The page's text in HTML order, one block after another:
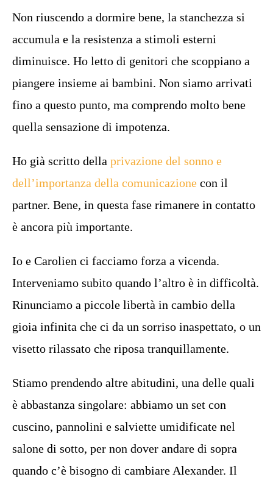
Non riuscendo a dormire bene, la stanchezza si
accumula e la resistenza a stimoli esterni
diminuisce. Ho letto di genitori che scoppiano a
piangere insieme ai bambini. Non siamo arrivati
fino a questo punto, ma comprendo molto bene
quella sensazione di impotenza.
Ho già scritto della privazione del sonno e
dell’importanza della comunicazione con il
partner. Bene, in questa fase rimanere in contatto
è ancora più importante.
Io e Carolien ci facciamo forza a vicenda.
Interveniamo subito quando l’altro è in difficoltà.
Rinunciamo a piccole libertà in cambio della
gioia infinita che ci da un sorriso inaspettato, o un
visetto rilassato che riposa tranquillamente.
Stiamo prendendo altre abitudini, una delle quali
è abbastanza singolare: abbiamo un set con
cuscino, pannolini e salviette umidificate nel
salone di sotto, per non dover andare di sopra
quando c’è bisogno di cambiare Alexander. Il